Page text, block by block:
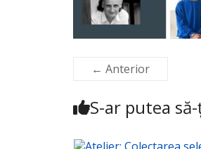
← Anterior
S-ar putea